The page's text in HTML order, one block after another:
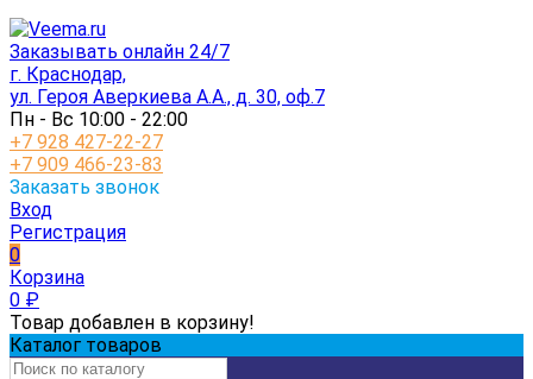
Заказывать онлайн 24/7
г. Краснодар,
ул. Героя Аверкиева А.А., д. 30, оф.7
Пн - Вс 10:00 - 22:00
+7 928 427-22-27
+7 909 466-23-83
Заказать звонок
Вход
Регистрация
0
Корзина
0 ₽
Товар добавлен в корзину!
Каталог товаров